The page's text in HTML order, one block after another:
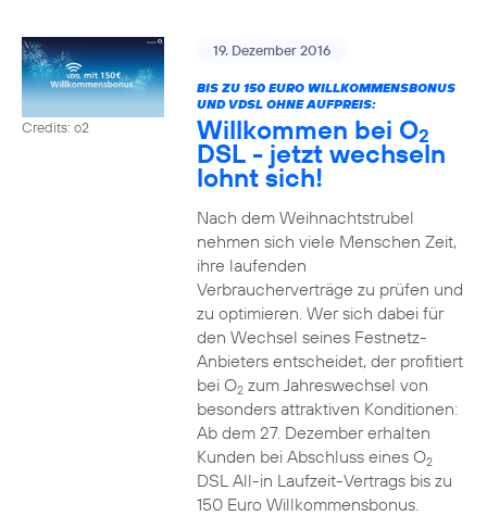
Credits: o2
19. Dezember 2016
BIS ZU 150 EURO WILLKOMMENSBONUS
UND VDSL OHNE AUFPREIS:
Willkommen bei O2
DSL - jetzt wechseln
lohnt sich!
Nach dem Weihnachtstrubel
nehmen sich viele Menschen Zeit,
ihre laufenden
Verbraucherverträge zu prüfen und
zu optimieren. Wer sich dabei für
den Wechsel seines Festnetz-
Anbieters entscheidet, der profitiert
bei O2zum Jahreswechsel von
besonders attraktiven Konditionen:
Ab dem 27. Dezember erhalten
Kunden bei Abschluss eines O2
DSL All-in Laufzeit-Vertrags bis zu
150 Euro Willkommensbonus.